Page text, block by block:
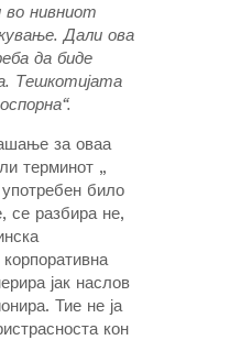
нивниот
Дали ова
да биде
Тешкотијата
за оваа
терминот „
било
се разбира не,
јак наслов
Тие не ја
кон